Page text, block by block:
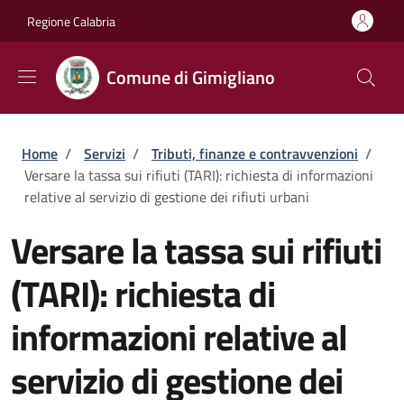
Regione Calabria
Comune di Gimigliano
Briciole di pane
Home / Servizi / Tributi, finanze e contravvenzioni /
Versare la tassa sui rifiuti (TARI): richiesta di informazioni
relative al servizio di gestione dei rifiuti urbani
Versare la tassa sui rifiuti
(TARI): richiesta di
informazioni relative al
servizio di gestione dei